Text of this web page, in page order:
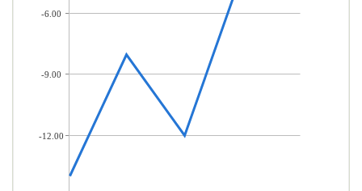
-6.00
-9.00
-12.00